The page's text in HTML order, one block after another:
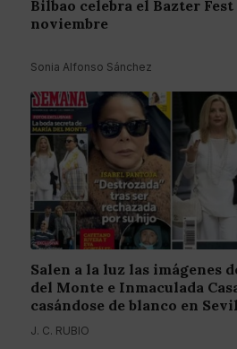
Bilbao celebra el Bazter Fest
noviembre
Sonia Alfonso Sánchez
Salen a la luz las imágenes
del Monte e Inmaculada
casándose de blanco en
J. C. RUBIO